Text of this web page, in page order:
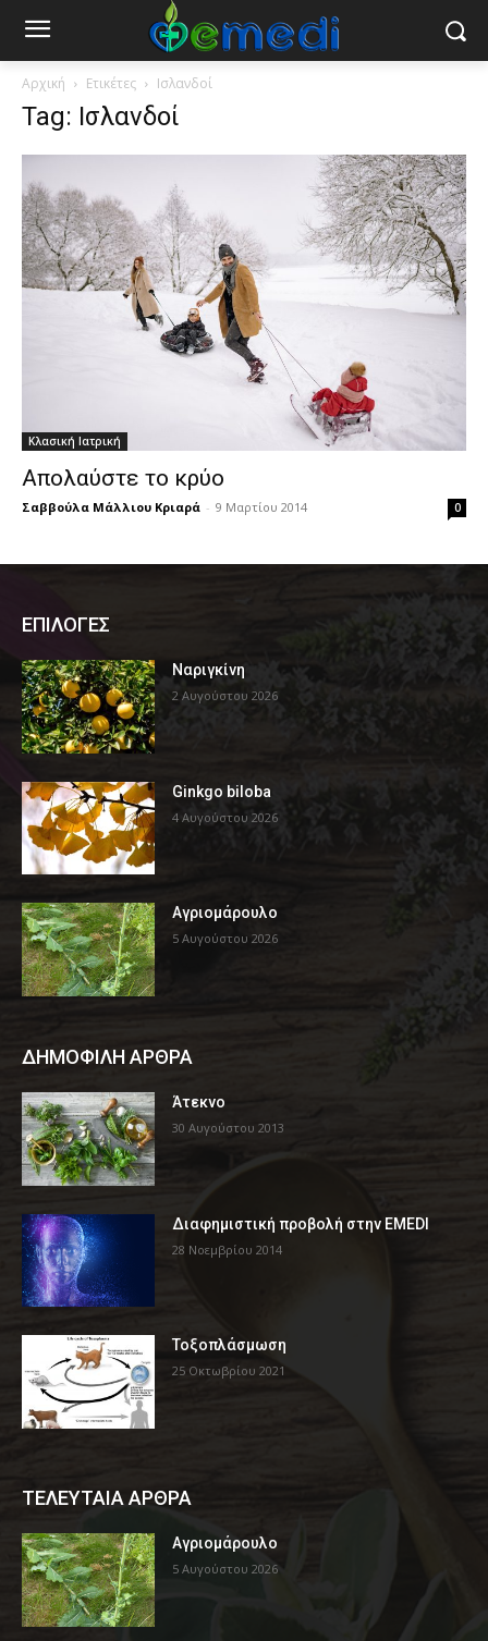
Αρχική Ετικέτες Ισλανδοί
Tag: Ισλανδοί
Κλασική Ιατρική
Απολαύστε το κρύο
Σαββούλα Μάλλιου Κριαρά - 9 Μαρτίου 2014 0
ΕΠΙΛΟΓΕΣ
Ναριγκίνη
2 Αυγούστου 2026
Ginkgo biloba
4 Αυγούστου 2026
Αγριομάρουλο
5 Αυγούστου 2026
ΔΗΜΟΦΙΛΗ ΑΡΘΡΑ
Άτεκνο
30 Αυγούστου 2013
Διαφημιστική προβολή στην EMEDI
28 Νοεμβρίου 2014
Τοξοπλάσμωση
25 Οκτωβρίου 2021
ΤΕΛΕΥΤΑΙΑ ΑΡΘΡΑ
Αγριομάρουλο
5 Αυγούστου 2026